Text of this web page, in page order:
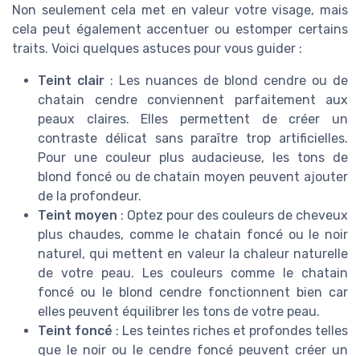
Non seulement cela met en valeur votre visage, mais
cela peut également accentuer ou estomper certains
traits. Voici quelques astuces pour vous guider :
Teint clair : Les nuances de blond cendre ou de
chatain cendre conviennent parfaitement aux
peaux claires. Elles permettent de créer un
contraste délicat sans paraître trop artificielles.
Pour une couleur plus audacieuse, les tons de
blond foncé ou de chatain moyen peuvent ajouter
de la profondeur.
Teint moyen : Optez pour des couleurs de cheveux
plus chaudes, comme le chatain foncé ou le noir
naturel, qui mettent en valeur la chaleur naturelle
de votre peau. Les couleurs comme le chatain
foncé ou le blond cendre fonctionnent bien car
elles peuvent équilibrer les tons de votre peau.
Teint foncé : Les teintes riches et profondes telles
que le noir ou le cendre foncé peuvent créer un